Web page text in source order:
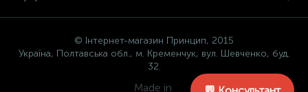
© Інтернет-магазин Принцип, 2015
Україна, Полтавська обл., м. Кременчук, вул. Шевченко, буд.
32.
Made in